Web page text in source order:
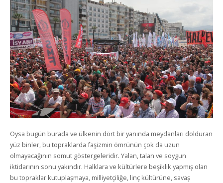
Oysa bugün burada ve ülkenin dört bir yanında meydanları dolduran
yüz binler, bu topraklarda faşizmin ömrünün çok da uzun
olmayacağının somut göstergeleridir. Yalan, talan ve soygun
iktidarının sonu yakındır. Halklara ve kültürlere beşiklik yapmış olan
bu topraklar kutuplaşmaya, milliyetçiliğe, linç kültürüne, savaş